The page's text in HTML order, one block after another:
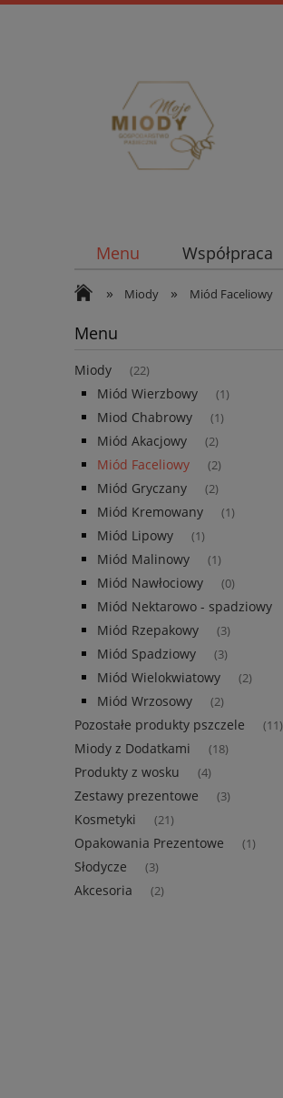
Menu Współpraca
» Miody » Miód Faceliowy
Menu
Miody (22)
Miód Wierzbowy (1)
Miod Chabrowy (1)
Miód Akacjowy (2)
Miód Faceliowy (2)
Miód Gryczany (2)
Miód Kremowany (1)
Miód Lipowy (1)
Miód Malinowy (1)
Miód Nawłociowy (0)
Miód Nektarowo - spadziowy
Miód Rzepakowy (3)
Miód Spadziowy (3)
Miód Wielokwiatowy (2)
Miód Wrzosowy (2)
Pozostałe produkty pszczele (11)
Miody z Dodatkami (18)
Produkty z wosku (4)
Zestawy prezentowe (3)
Kosmetyki (21)
Opakowania Prezentowe (1)
Słodycze (3)
Akcesoria (2)